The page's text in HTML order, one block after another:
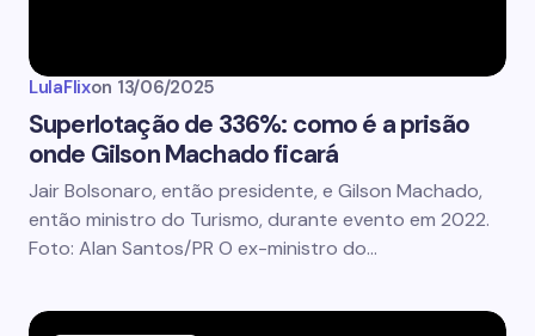
LulaFlixon 13/06/2025
Superlotação de 336%: como é a prisão
onde Gilson Machado ficará
Jair Bolsonaro, então presidente, e Gilson Machado,
então ministro do Turismo, durante evento em 2022.
Foto: Alan Santos/PR O ex-ministro do…